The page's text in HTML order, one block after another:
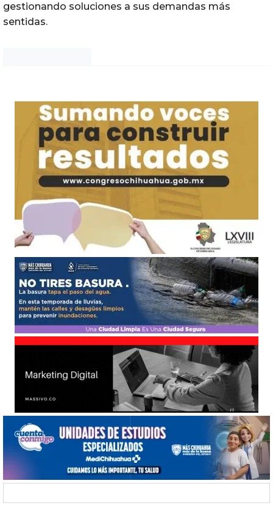
gestionando soluciones a sus demandas más
sentidas.